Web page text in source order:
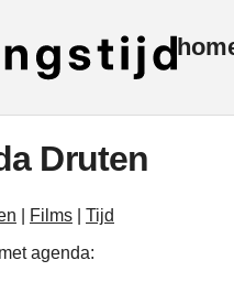
Druten
Films
Tijd
agenda: